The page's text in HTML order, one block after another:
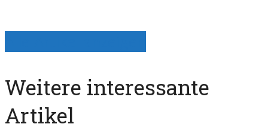
Weitere interessante
Artikel